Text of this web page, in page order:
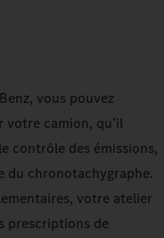
vous pouvez
votre camion, qu’il
contrôle des émissions,
du chronotachygraphe.
votre atelier
prescriptions de